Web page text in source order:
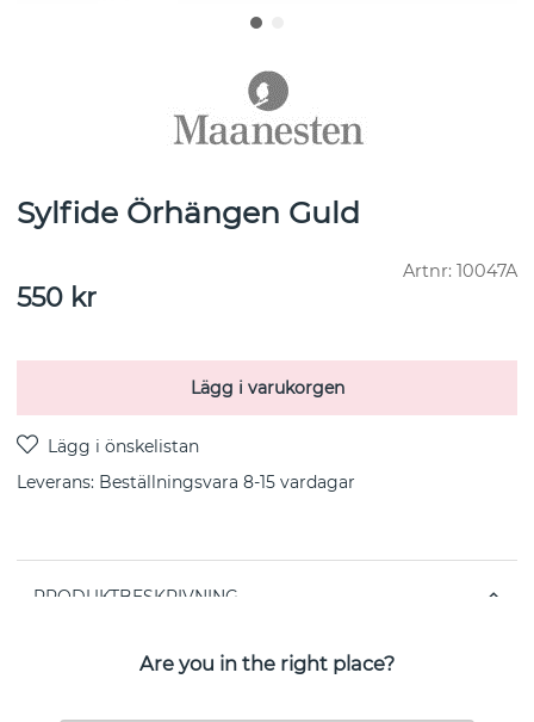
Sylfide Örhängen Guld
Artnr: 10047A
550 kr
Lägg i varukorgen
Leverans: Beställningsvara 8-15 vardagar
PRODUKTBESKRIVNING
Omfamna det enkla med våra Sylfide-örhängen. En
enkel örhänge bär elegant en glittrande zirkon som
Are you in the right place?